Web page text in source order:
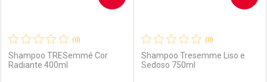
(0)
Shampoo TRESemmé Cor
Radiante 400ml
(0)
Shampoo Tresemme Liso e
Sedoso 750ml